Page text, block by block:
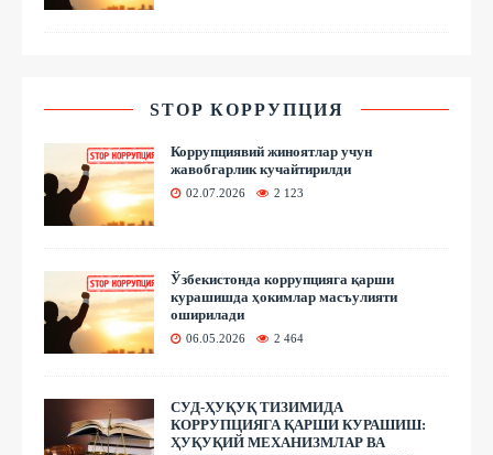
STOP КОРРУПЦИЯ
Коррупциявий жиноятлар учун
жавобгарлик кучайтирилди
02.07.2026 2 123
Ўзбекистонда коррупцияга қарши
курашишда ҳокимлар масъулияти
оширилади
06.05.2026 2 464
СУД-ҲУҚУҚ ТИЗИМИДА
КОРРУПЦИЯГА ҚАРШИ КУРАШИШ:
ҲУҚУҚИЙ МЕХАНИЗМЛАР ВА